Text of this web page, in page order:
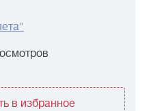
в избранное